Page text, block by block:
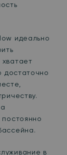
идеально
достаточно
в